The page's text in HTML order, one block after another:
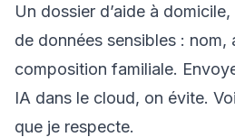
Un dossier d’aide à
de données sensibles : nom,
composition familiale.
IA dans le cloud, on évite.
que je respecte.